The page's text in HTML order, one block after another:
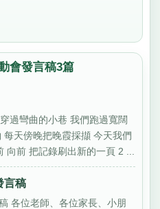
會發言稿3篇
過彎曲的小巷 我們跑過寬闊
天傍晚把晚霞採擷 今天我們
向前 把記錄刷出新的一頁 2 ...
言稿
各位老師、各位家長、小朋